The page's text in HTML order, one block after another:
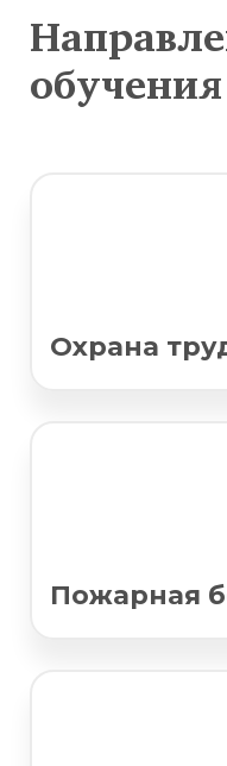
обучения
Охрана
Пожарная